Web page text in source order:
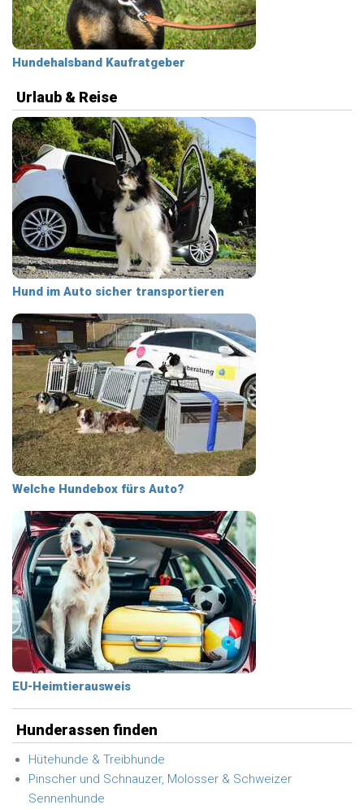
Hundehalsband Kaufratgeber
Urlaub & Reise
Hund im Auto sicher transportieren
Welche Hundebox fürs Auto?
EU-Heimtierausweis
Hunderassen finden
Hütehunde & Treibhunde
Pinscher und Schnauzer, Molosser & Schweizer
Sennenhunde